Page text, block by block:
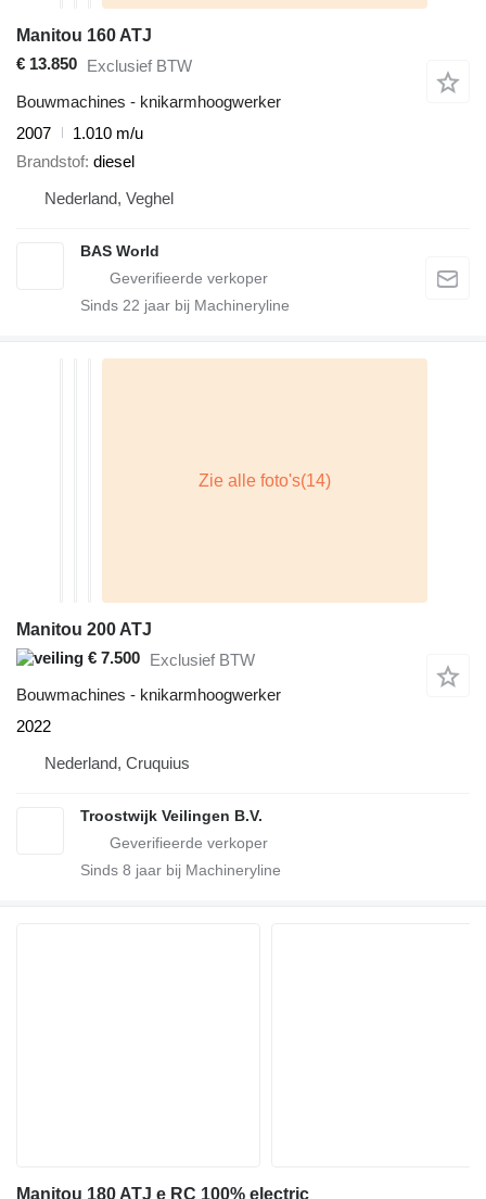
Manitou 160 ATJ
€ 13.850 Exclusief BTW
Bouwmachines - knikarmhoogwerker
2007
1.010 m/u
Brandstof diesel
Nederland, Veghel
BAS World
Sinds 22 jaar bij Machineryline
Manitou 200 ATJ
€ 7.500 Exclusief BTW
Bouwmachines - knikarmhoogwerker
2022
Nederland, Cruquius
Troostwijk Veilingen B.V.
Sinds 8 jaar bij Machineryline
Manitou 180 ATJ e RC 100% electric